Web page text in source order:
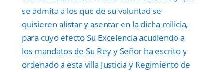
se admita a los que de su voluntad se
quisieren alistar y asentar en la dicha milicia,
para cuyo efecto Su Excelencia acudiendo a
los mandatos de Su Rey y Señor ha escrito y
ordenado a esta villa Justicia y Regimiento de